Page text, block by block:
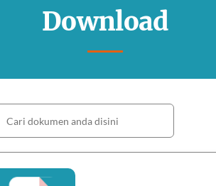
Download